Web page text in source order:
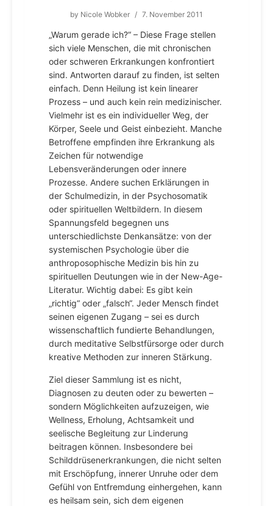
by Nicole Wobker / 7. November 2011
„Warum gerade ich?“ – Diese Frage stellen
sich viele Menschen, die mit chronischen
oder schweren Erkrankungen konfrontiert
sind. Antworten darauf zu finden, ist selten
einfach. Denn Heilung ist kein linearer
Prozess – und auch kein rein medizinischer.
Vielmehr ist es ein individueller Weg, der
Körper, Seele und Geist einbezieht. Manche
Betroffene empfinden ihre Erkrankung als
Zeichen für notwendige
Lebensveränderungen oder innere
Prozesse. Andere suchen Erklärungen in
der Schulmedizin, in der Psychosomatik
oder spirituellen Weltbildern. In diesem
Spannungsfeld begegnen uns
unterschiedlichste Denkansätze: von der
systemischen Psychologie über die
anthroposophische Medizin bis hin zu
spirituellen Deutungen wie in der New-Age-
Literatur. Wichtig dabei: Es gibt kein
„richtig“ oder „falsch“. Jeder Mensch findet
seinen eigenen Zugang – sei es durch
wissenschaftlich fundierte Behandlungen,
durch meditative Selbstfürsorge oder durch
kreative Methoden zur inneren Stärkung.
Ziel dieser Sammlung ist es nicht,
Diagnosen zu deuten oder zu bewerten –
sondern Möglichkeiten aufzuzeigen, wie
Wellness, Erholung, Achtsamkeit und
seelische Begleitung zur Linderung
beitragen können. Insbesondere bei
Schilddrüsenerkrankungen, die nicht selten
mit Erschöpfung, innerer Unruhe oder dem
Gefühl von Entfremdung einhergehen, kann
es heilsam sein, sich dem eigenen